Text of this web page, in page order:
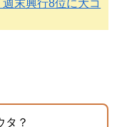
末興行8位に大コ
タ？